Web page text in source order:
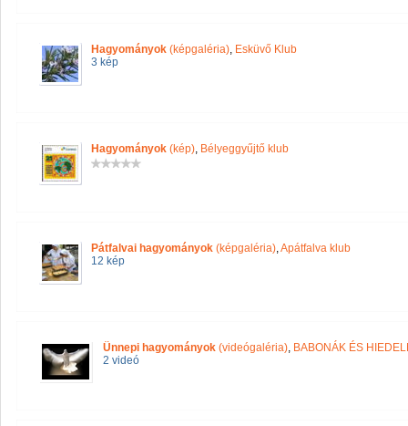
Hagyományok (képgaléria), Esküvő Klub
3 kép
Hagyományok (kép), Bélyeggyűjtő klub
Pátfalvai hagyományok (képgaléria),Apátfalva klub
12 kép
Ünnepi hagyományok (videógaléria), BABONÁK ÉS
2 videó